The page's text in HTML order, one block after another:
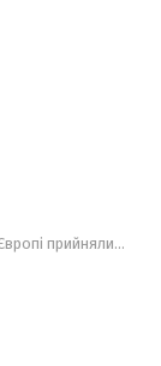
нову програму підтримки виробництва тягових батарей